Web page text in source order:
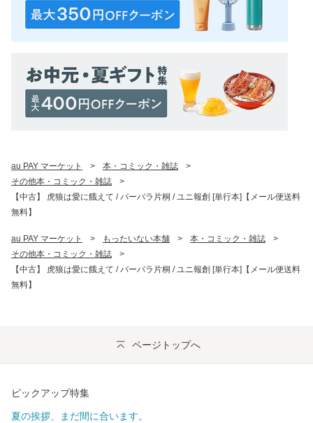
au PAY マーケット > 本・コミック・雑誌
>
その他本・コミック・雑誌
>
【中古】 虎狼は愛に餓えて / バーバラ片桐 / ユニ報創 [単行本]【メール便送料
無料】
au PAY マーケット > もったいない本舗 > 本・コミック・雑誌
>
その他本・コミック・雑誌
>
【中古】 虎狼は愛に餓えて / バーバラ片桐 / ユニ報創 [単行本]【メール便送料
無料】
ページトップへ
ピックアップ特集
夏の挨拶、まだ間に合います。